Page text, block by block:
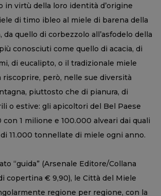
in virtù della loro identità d’origine
di timo ibleo al miele di barena della
da quello di corbezzolo all’asfodelo della
conosciuti come quello di acacia, di
di eucalipto, o il tradizionale miele
però, nelle sue diversità
piuttosto che di pianura, di
o estive: gli apicoltori del Bel Paese
1 milione e 100.000 alveari dai quali
11.000 tonnellate di miele ogni anno.
“guida” (Arsenale Editore/Collana
copertina € 9,90), le Città del Miele
regione per regione, con la